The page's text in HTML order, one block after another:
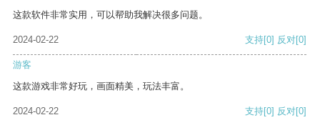
这款软件非常实用，可以帮助我解决很多问题。
2024-02-22 支持[0] 反对[0]
游客
这款游戏非常好玩，画面精美，玩法丰富。
2024-02-22 支持[0] 反对[0]